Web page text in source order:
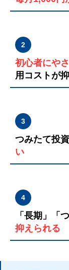
2
初心者にや
用コストが
3
つみたて投
い
4
「長期」「
抑えられる